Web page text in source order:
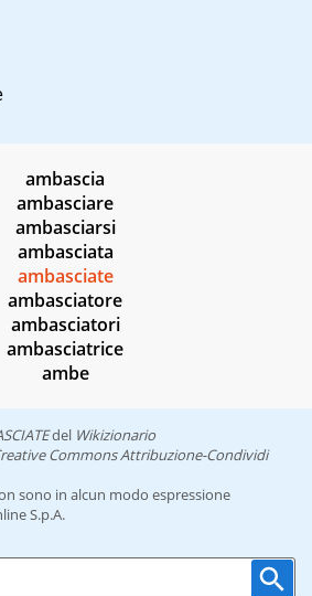
ambascia
ambasciare
ambasciarsi
ambasciata
ambasciate
ambasciatore
ambasciatori
ambasciatrice
ambe
del Wikizionario
Commons Attribuzione-Condividi
sono in alcun modo espressione
S.p.A.